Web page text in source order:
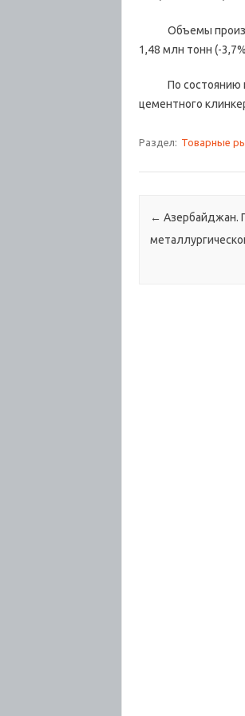
Объемы
1,48 млн тонн (-
По состоянию на
цементного
Раздел: Товарные
Навигация по
← Азербайджан.